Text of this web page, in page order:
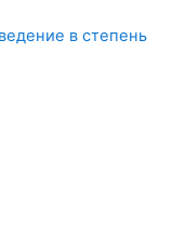
в степень